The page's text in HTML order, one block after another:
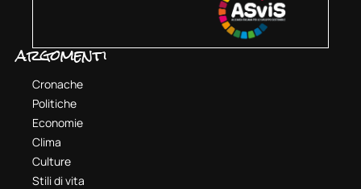
argomenti
Cronache
Politiche
Economie
Clima
Culture
Stili di vita